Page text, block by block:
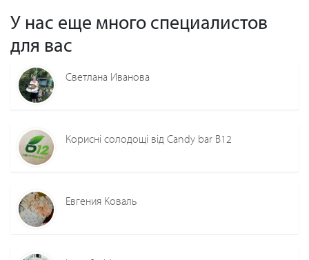
У нас еще много специалистов
для вас
Светлана Иванова
Корисні солодощі від Candy bar B12
Евгения Коваль